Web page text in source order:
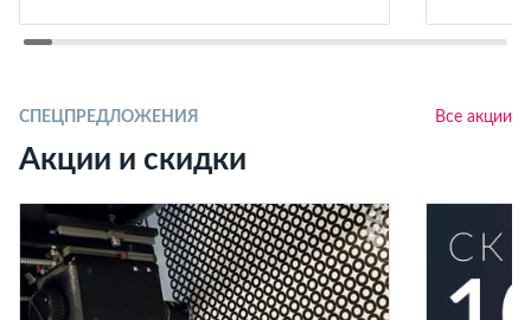
СПЕЦПРЕДЛОЖЕНИЯ Все акции
Акции и скидки